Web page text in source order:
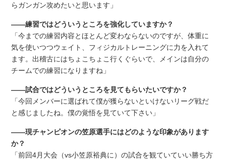
らガンガン攻めたいと思います」
――練習ではどういうところを強化していますか？
「今までの練習内容とほとんど変わならないのですが、体重に
気を使いつつウェイト、フィジカルトレーニングに力を入れて
ます。出稽古にはちょこちょこ行くぐらいで、メインは自分の
チームでの練習になりますね」
――試合ではどういうところを見てもらいたいですか？
「今回メンバーに選ばれて僕が獲らないといけないリーグ戦だ
と感じましたね。僕の覚悟を見ていて下さい」
――現チャンピオンの笠原選手にはどのような印象があります
か？
「前回4月大会（vs小笠原裕典に）の試合を観ていていい勝ち方